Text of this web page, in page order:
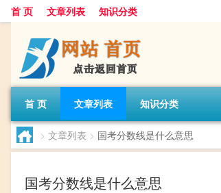
首 页 文章列表 知识分类
首 页 文章列表 知识分类
> 文章列表 > 国考分数线是什么意思
国考分数线是什么意思